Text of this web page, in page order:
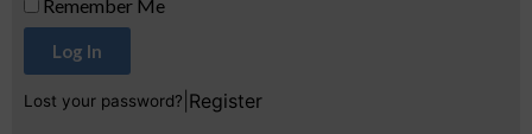
Remember Me
Log In
Lost your password? Register